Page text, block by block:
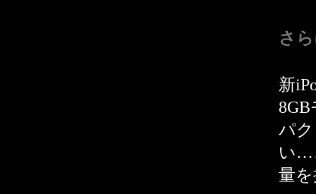
さ
新
パ
い…
量